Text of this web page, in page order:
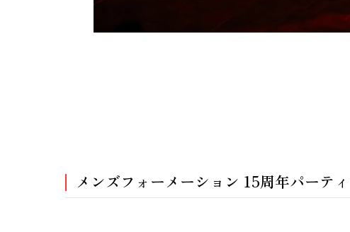
メンズフォーメーション 15周年パーテ